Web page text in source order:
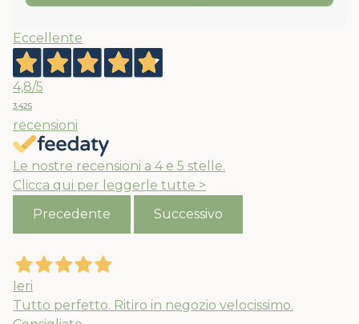
Eccellente
4,8/5
3.425
recensioni
Le nostre recensioni a 4 e 5 stelle.
Clicca qui per leggerle tutte >
Precedente
Successivo
Ieri
Tutto perfetto. Ritiro in negozio velocissimo.